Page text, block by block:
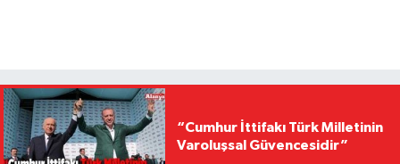
“Cumhur İttifakı Türk Milletinin
Varoluşsal Güvencesidir”